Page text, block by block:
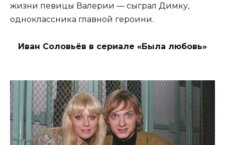
жизни певицы Валерии — сыграл Димку,
одноклассника главной героини.
Иван Соловьёв в сериале «Была любовь»